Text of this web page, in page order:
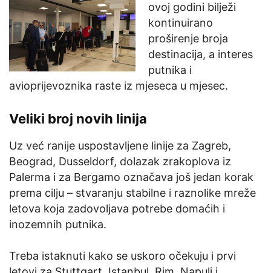
ovoj godini bilježi
kontinuirano
proširenje broja
destinacija, a interes
putnika i
avioprijevoznika raste iz mjeseca u mjesec.
Veliki broj novih linija
Uz već ranije uspostavljene linije za Zagreb,
Beograd, Dusseldorf, dolazak zrakoplova iz
Palerma i za Bergamo označava još jedan korak
prema cilju – stvaranju stabilne i raznolike mreže
letova koja zadovoljava potrebe domaćih i
inozemnih putnika.
Treba istaknuti kako se uskoro očekuju i prvi